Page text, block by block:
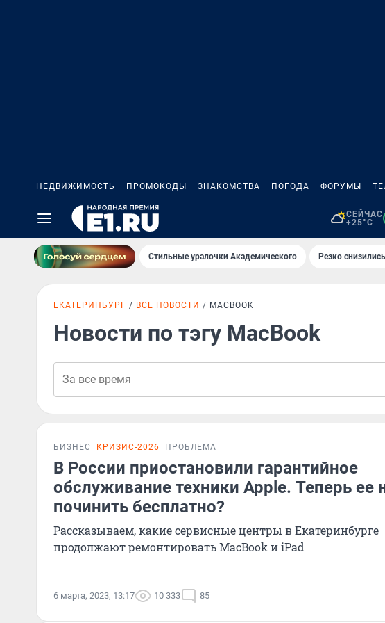
НЕДВИЖИМОСТЬ ПРОМОКОДЫ ЗНАКОМСТВА ПОГОДА ФОРУМЫ
СЕЙЧАС
+25°C
Стильные уралочки Академического Резко
ЕКАТЕРИНБУРГ ВСЕ НОВОСТИ MACBOOK
Новости по тэгу MacBook
БИЗНЕС КРИЗИС-2026 ПРОБЛЕМА
В России приостановили гарантийное
обслуживание техники Apple. Теперь ее
починить бесплатно?
Рассказываем, какие сервисные центры в Екатеринбурге
продолжают ремонтировать MacBook и iPad
6 марта, 2023, 13:17 10 333 85